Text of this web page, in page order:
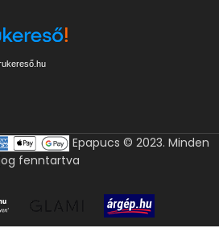
Epapucs © 2023. Minden
fenntartva